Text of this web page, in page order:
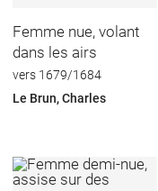
Femme nue, volant
dans les airs
vers 1679/1684
Le Brun, Charles